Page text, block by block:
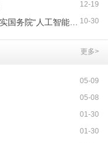
12-19
10-30
湖南省人民政府关于印发《湖南省贯彻落实国务院“人工智能+”...
更多>
05-09
05-08
01-30
01-30